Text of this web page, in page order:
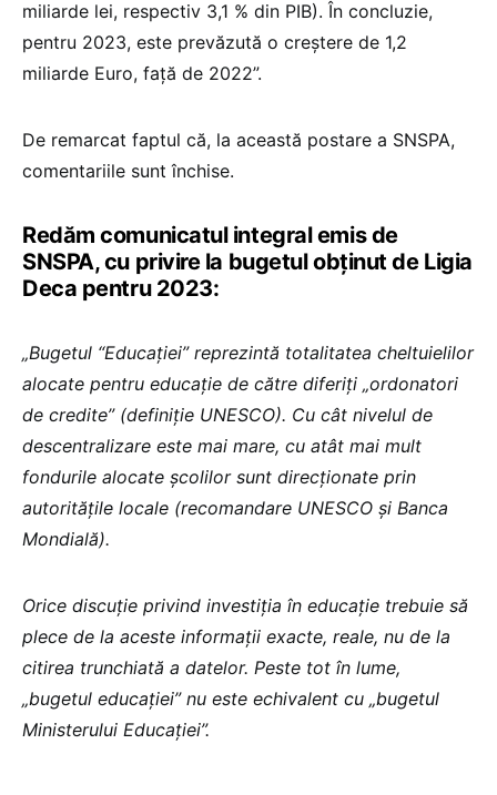
miliarde lei, respectiv 3,1 % din PIB). În concluzie,
pentru 2023, este prevăzută o creștere de 1,2
miliarde Euro, față de 2022”.
De remarcat faptul că, la această postare a SNSPA,
comentariile sunt închise.
Redăm comunicatul integral emis de
SNSPA, cu privire la bugetul obținut de Ligia
Deca pentru 2023:
„Bugetul “Educației” reprezintă totalitatea cheltuielilor
alocate pentru educație de către diferiți „ordonatori
de credite” (definiție UNESCO). Cu cât nivelul de
descentralizare este mai mare, cu atât mai mult
fondurile alocate școlilor sunt direcționate prin
autoritățile locale (recomandare UNESCO și Banca
Mondială).
Orice discuție privind investiția în educație trebuie să
plece de la aceste informații exacte, reale, nu de la
citirea trunchiată a datelor. Peste tot în lume,
„bugetul educației” nu este echivalent cu „bugetul
Ministerului Educației”.